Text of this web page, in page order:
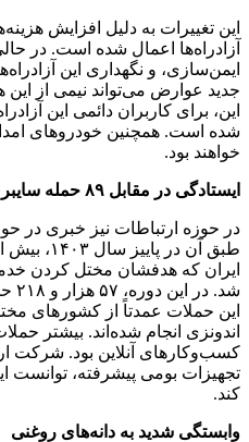
این تغییرات به دلیل افزایش
آزادراه‌ها اعمال شده است. در
ایمن‌سازی، و نگهداری این
جدید عوارض می‌تواند نیمی از این
این، برای کاربران دائمی این
شده است. همچنین خودروهای
خواهند بود.
ایستادگی در مقابل ۸۹ حمله سایبری
در حوزه ارتباطات نیز خبری در
ایران که هدفشان مختل کردن
این حملات عمدتاً از کشورهای
اندونزی انجام شده‌اند. بیشتر
کسب‌وکارهای آنلاین بود. شرکت
تجهیزات بومی پیشرفته، توانست
کند.
وابستگی شدید به دانه‌های روغنی